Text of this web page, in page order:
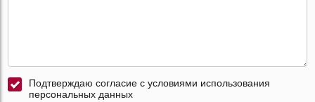
Подтверждаю согласие с условиями использования
персональных данных